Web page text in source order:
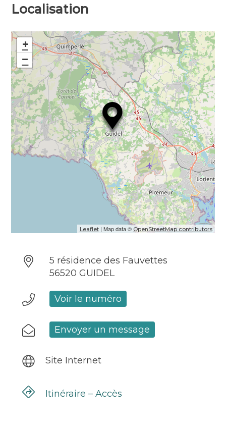
Localisation
+
−
Leaflet| Map data © OpenStreetMap contributors
5 résidence des Fauvettes
56520 GUIDEL
Voir le numéro
Envoyer un message
Site Internet
Itinéraire – Accès